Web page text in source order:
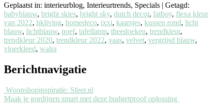
Geplaatst in: interieurblog, Interieurtrends, Specials | Getagd:
babyblauw, bright skies, bright sky, dutch decor, fatboy, flexa kleur
van 2022, hkliving, homedeco, ixxi, kaarsjes, kussen rond, licht
blauw, lichtblauw, poef, tafellamp, theedoeken, trendkleur,
trendkleur 2020, trendkleur 2022, vaas, velvet, vergrijsd blauw,
vloerkleed, walra
Berichtnavigatie
Woonshopinspiratie: Sfeer.nl
Maak je gordijnen smart met deze budgetproof oplossing